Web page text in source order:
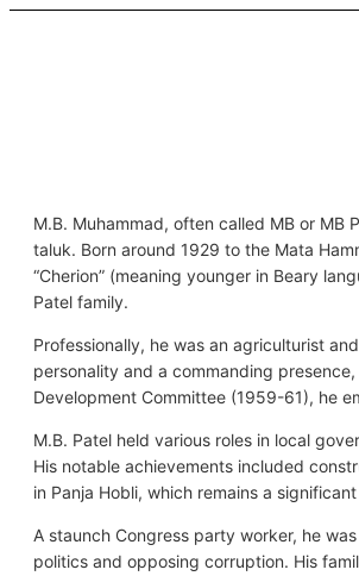
M.B. Muhammad, often called MB or
taluk. Born around 1929 to the Mata
“Cherion” (meaning younger in Beary
Patel family.
Professionally, he was an agriculturist
personality and a commanding
Development Committee (1959-61), he
M.B. Patel held various roles in local
His notable achievements included
in Panja Hobli, which remains a
A staunch Congress party worker, he
politics and opposing corruption. His